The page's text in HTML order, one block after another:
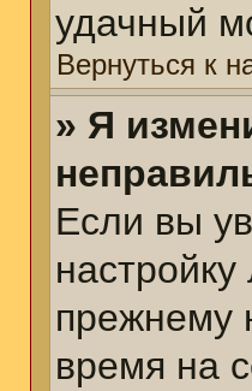
удачный
Вернуться к
» Я
Если вы
прежнему
время на